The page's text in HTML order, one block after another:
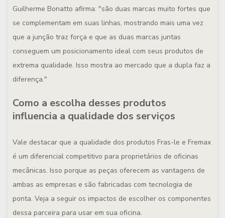
Guilherme Bonatto afirma: "são duas marcas muito fortes que
se complementam em suas linhas, mostrando mais uma vez
que a junção traz força e que as duas marcas juntas
conseguem um posicionamento ideal com seus produtos de
extrema qualidade. Isso mostra ao mercado que a dupla faz a
diferença."
Como a escolha desses produtos
influencia a qualidade dos serviços
Vale destacar que a qualidade dos produtos Fras-le e Fremax
é um diferencial competitivo para proprietários de oficinas
mecânicas. Isso porque as peças oferecem as vantagens de
ambas as empresas e são fabricadas com tecnologia de
ponta. Veja a seguir os impactos de escolher os componentes
dessa parceira para usar em sua oficina.